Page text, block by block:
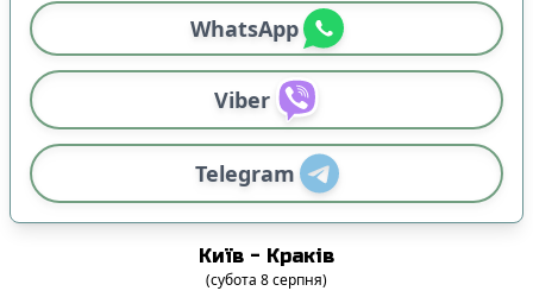
WhatsApp
Viber
Telegram
Київ - Краків
(субота 8серпня)